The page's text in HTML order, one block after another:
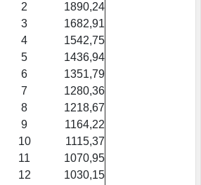
2
1890,24
3
1682,91
4
1542,75
5
1436,94
6
1351,79
7
1280,36
8
1218,67
9
1164,22
10
1115,37
11
1070,95
12
1030,15